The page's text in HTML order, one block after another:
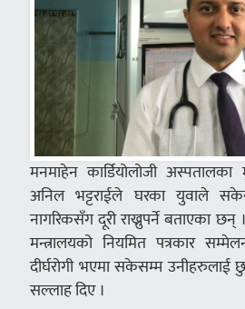
मनमाहेन कार्डियोलोजी
अनिल भट्टराईले घरका युवाले
नागरिकसँग दूरी राख्नुपर्ने बताएका
मन्त्रालयको नियमित पत्रकार
दीर्घरोगी भएमा सकेसम्म उनीहरुलाई
सल्लाह दिए ।